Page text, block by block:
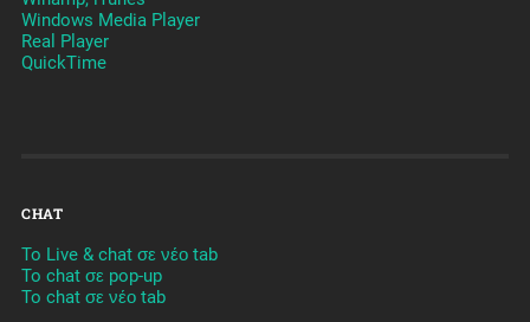
Windows Media Player
Real Player
QuickTime
CHAT
To Live & chat σε νέο tab
To chat σε pop-up
To chat σε νέο tab